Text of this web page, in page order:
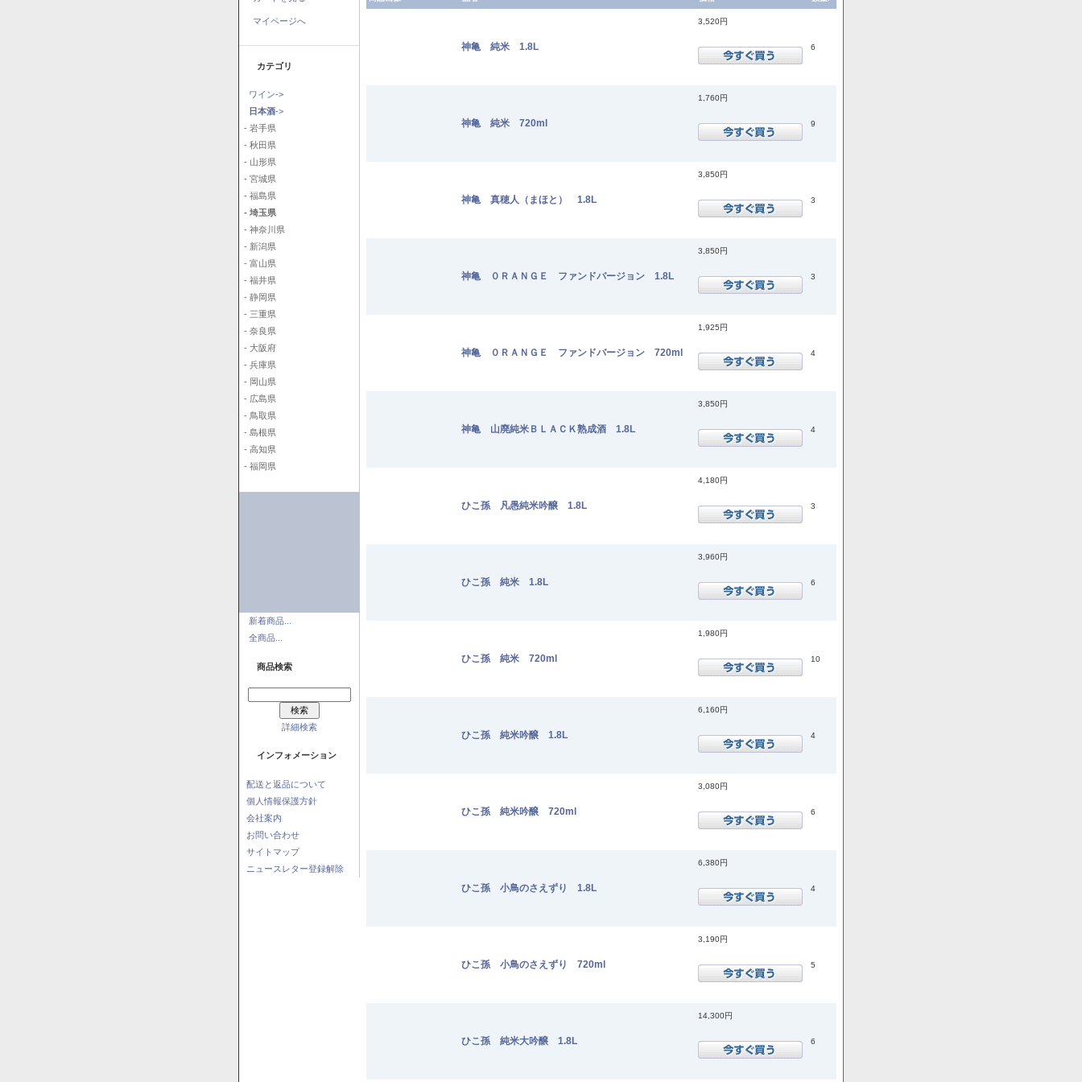
マイページへ
カテゴリ
ワイン->
日本酒->
- 岩手県
- 秋田県
- 山形県
- 宮城県
- 福島県
- 埼玉県
- 神奈川県
- 新潟県
- 富山県
- 福井県
- 静岡県
- 三重県
- 奈良県
- 大阪府
- 兵庫県
- 岡山県
- 広島県
- 鳥取県
- 島根県
- 高知県
- 福岡県
新着商品...
全商品...
商品検索
詳細検索
インフォメーション
配送と返品について
個人情報保護方針
会社案内
お問い合わせ
サイトマップ
ニュースレター登録解除
神亀 純米 1.8L
3,520円
6
神亀 純米 720ml
1,760円
9
神亀 真穂人（まほと） 1.8L
3,850円
3
神亀 ０ＲＡＮＧＥ ファンドバージョン 1.8L
3,850円
3
神亀 ０ＲＡＮＧＥ ファンドバージョン 720ml
1,925円
4
神亀 山廃純米ＢＬＡＣＫ熟成酒 1.8L
3,850円
4
ひこ孫 凡愚純米吟醸 1.8L
4,180円
3
ひこ孫 純米 1.8L
3,960円
6
ひこ孫 純米 720ml
1,980円
10
ひこ孫 純米吟醸 1.8L
6,160円
4
ひこ孫 純米吟醸 720ml
3,080円
6
ひこ孫 小鳥のさえずり 1.8L
6,380円
4
ひこ孫 小鳥のさえずり 720ml
3,190円
5
ひこ孫 純米大吟醸 1.8L
14,300円
6